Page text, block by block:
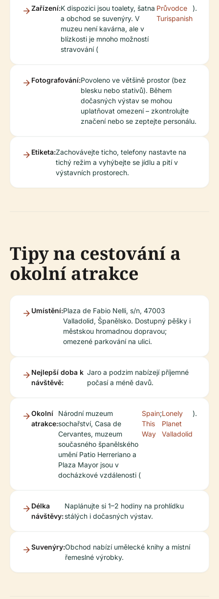
Zařízení:K dispozici jsou toalety, šatna
a obchod se suvenýry. V
muzeu není kavárna, ale v
blízkosti je mnoho možností
stravování (
Průvodce
Turispanish
).
Fotografování:Povoleno ve většině prostor (bez
blesku nebo stativů). Během
dočasných výstav se mohou
uplatňovat omezení – zkontrolujte
značení nebo se zeptejte personálu.
Etiketa:Zachovávejte ticho, telefony nastavte na
tichý režim a vyhýbejte se jídlu a pití v
výstavních prostorech.
Tipy na cestování a
okolní atrakce
Umístění:Plaza de Fabio Nelli, s/n, 47003
Valladolid, Španělsko. Dostupný pěšky i
městskou hromadnou dopravou;
omezené parkování na ulici.
Nejlepší doba k
návštěvě:
Jaro a podzim nabízejí příjemné
počasí a méně davů.
Okolní
atrakce:
Národní muzeum
sochařství, Casa de
Cervantes, muzeum
současného španělského
umění Patio Herreriano a
Plaza Mayor jsou v
docházkové vzdálenosti (
Spain
This
Way
;Lonely
Planet
Valladolid
).
Délka
návštěvy:
Naplánujte si 1–2 hodiny na prohlídku
stálých i dočasných výstav.
Suvenýry:Obchod nabízí umělecké knihy a místní
řemeslné výrobky.